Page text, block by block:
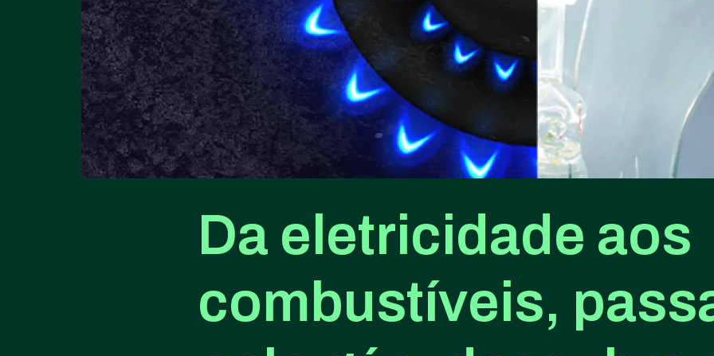
Da eletricidade aos
combustíveis,